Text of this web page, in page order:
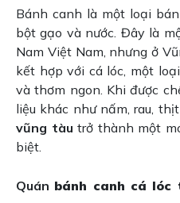
Bánh canh là một loại
bột gạo và nước. Đây là
Nam Việt Nam, nhưng ở
kết hợp với cá lóc, một
và thơm ngon. Khi được
liệu khác như nấm, rau,
vũng tàu trở thành một
biệt.
Quán bánh canh cá lóc